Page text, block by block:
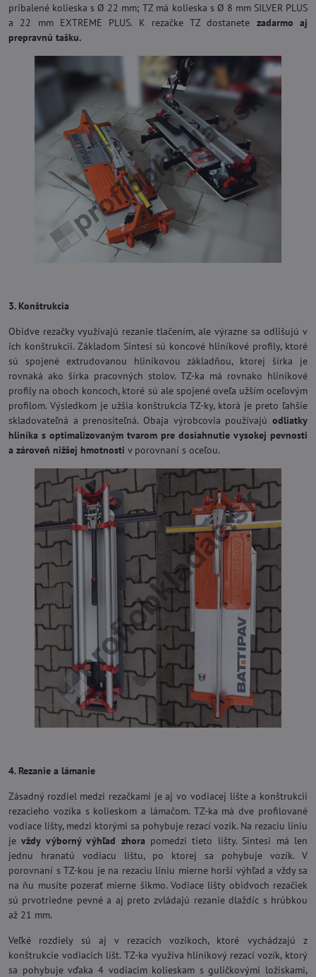
pribalené kolieska s Ø 22 mm; TZ má kolieska s Ø 8 mm SILVER PLUS
a 22 mm EXTREME PLUS. K rezačke TZ dostanete zadarmo aj
prepravnú tašku.
3. Konštrukcia
Obidve rezačky využívajú rezanie tlačením, ale výrazne sa odlišujú v
ich konštrukcii. Základom Sintesi sú koncové hliníkové profily, ktoré
sú spojené extrudovanou hliníkovou základňou, ktorej šírka je
rovnaká ako šírka pracovných stolov. TZ-ka má rovnako hliníkové
profily na oboch koncoch, ktoré sú ale spojené oveľa užším oceľovým
profilom. Výsledkom je užšia konštrukcia TZ-ky, ktorá je preto ľahšie
skladovateľná a prenositeľná. Obaja výrobcovia používajú odliatky
hliníka s optimalizovaným tvarom pre dosiahnutie vysokej pevnosti
a zároveň nižšej hmotnosti v porovnaní s oceľou.
4. Rezanie a lámanie
Zásadný rozdiel medzi rezačkami je aj vo vodiacej lište a konštrukcii
rezacieho vozíka s kolieskom a lámačom. TZ-ka má dve profilované
vodiace lišty, medzi ktorými sa pohybuje rezací vozík. Na rezaciu líniu
jevždy výborný výhľad zhorapomedzi tieto lišty. Sintesi má len
jednu hranatú vodiacu lištu, po ktorej sa pohybuje vozík. V
porovnaní s TZ-kou je na rezaciu líniu mierne horší výhľad a vždy sa
na ňu musíte pozerať mierne šikmo. Vodiace lišty obidvoch rezačiek
sú prvotriedne pevné a aj preto zvládajú rezanie dlaždíc s hrúbkou
až 21 mm.
Veľké rozdiely sú aj v rezacích vozíkoch, ktoré vychádzajú z
konštrukcie vodiacich líšt. TZ-ka využíva hliníkový rezací vozík, ktorý
sa pohybuje vďaka 4 vodiacim kolieskam s guličkovými ložiskami,